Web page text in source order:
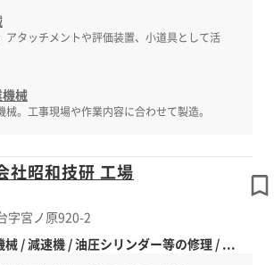
アタッチメントや評価装置、小道具として活
械
械。工事現場や作業内容に合わせて製造。
社昭和技研 工場
字宮ノ原920-2
械 / 減速機 / 油圧シリンダー等の修理 / ...